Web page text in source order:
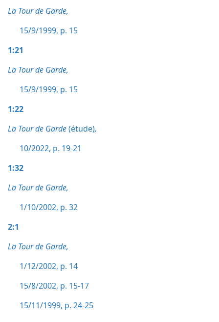
La Tour de Garde,
15/9/1999, p. 15
1:21
La Tour de Garde,
15/9/1999, p. 15
1:22
La Tour de Garde(étude),
10/2022, p. 19-21
1:32
La Tour de Garde,
1/10/2002, p. 32
2:1
La Tour de Garde,
1/12/2002, p. 14
15/8/2002, p. 15-17
15/11/1999, p. 24-25